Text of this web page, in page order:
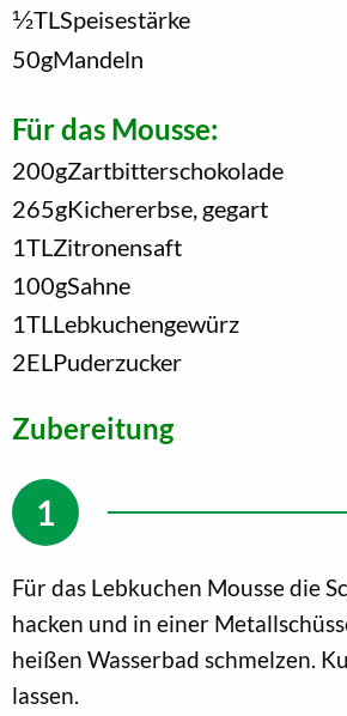
1/2TL Speisestärke
50gMandeln
Für das Mousse:
200gZartbitterschokolade
265gKichererbse, gegart
1TL Zitronensaft
100gSahne
1TL Lebkuchengewürz
2EL Puderzucker
Zubereitung
Für das Lebkuchen Mousse die
hacken und in einer
heißen Wasserbad schmelzen.
lassen.